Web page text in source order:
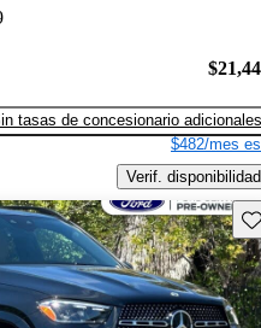
tasas de concesionario adicionales
$482/mes
Verif. disponibilidad